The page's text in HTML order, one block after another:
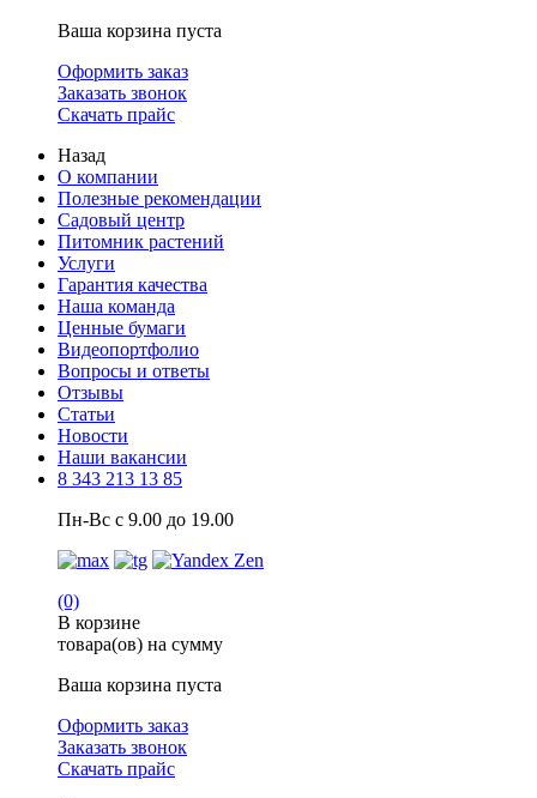
Ваша корзина пуста
Оформить заказ
Заказать звонок
Скачать прайс
Назад
О компании
Полезные рекомендации
Садовый центр
Питомник растений
Услуги
Гарантия качества
Наша команда
Ценные бумаги
Видеопортфолио
Вопросы и ответы
Отзывы
Статьи
Новости
Наши вакансии
8 343 213 13 85
Пн-Вс с 9.00 до 19.00
(0)
В корзине
товара(ов) на сумму
Ваша корзина пуста
Оформить заказ
Заказать звонок
Скачать прайс